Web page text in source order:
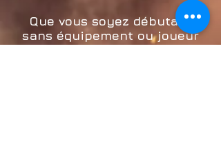
Que vous soyez débutant
sans équipement ou joueur